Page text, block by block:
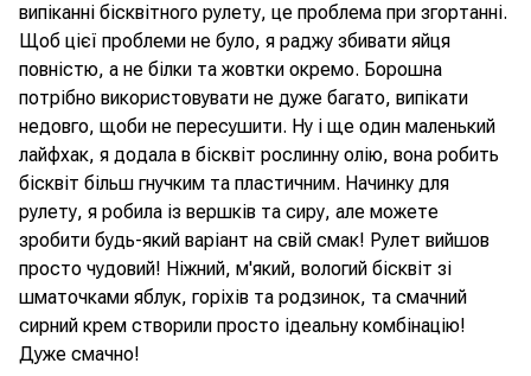
випіканні бісквітного рулету, це проблема при згортанні.
Щоб цієї проблеми не було, я раджу збивати яйця
повністю, а не білки та жовтки окремо. Борошна
потрібно використовувати не дуже багато, випікати
недовго, щоби не пересушити. Ну і ще один маленький
лайфхак, я додала в бісквіт рослинну олію, вона робить
бісквіт більш гнучким та пластичним. Начинку для
рулету, я робила із вершків та сиру, але можете
зробити будь-який варіант на свій смак! Рулет вийшов
просто чудовий! Ніжний, м'який, вологий бісквіт зі
шматочками яблук, горіхів та родзинок, та смачний
сирний крем створили просто ідеальну комбінацію!
Дуже смачно!